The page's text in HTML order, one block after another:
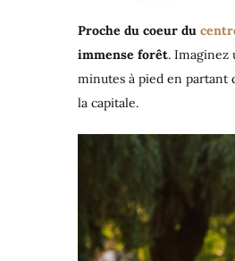
Proche du coeur du
immense forêt. Imaginez
minutes à pied en partant
la capitale.